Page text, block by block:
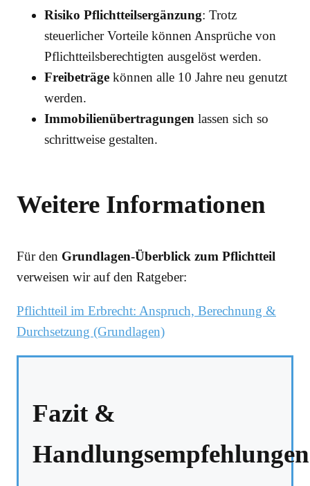
Risiko Pflichtteilsergänzung: Trotz
steuerlicher Vorteile können Ansprüche von
Pflichtteilsberechtigten ausgelöst werden.
Freibeträge können alle 10 Jahre neu genutzt
werden.
Immobilienübertragungen lassen sich so
schrittweise gestalten.
Fazit &
Handlungsempfehlungen
Weitere Informationen
Für den Grundlagen-Überblick zum Pflichtteil
verweisen wir auf den Ratgeber:
Pflichtteil im Erbrecht: Anspruch, Berechnung &
Durchsetzung (Grundlagen)